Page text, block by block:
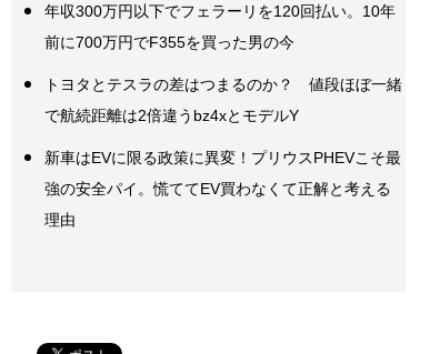
年収300万円以下でフェラーリを120回払い。10年
前に700万円でF355を買った男の今
トヨタとテスラの差はつまるのか？ 値段ほぼ一緒
で航続距離は2倍違うbz4xとモデルY
新車はEVに限る政策に異変！プリウスPHEVこそ最
強の安全パイ。慌ててEV買わなくて正解と考える
理由